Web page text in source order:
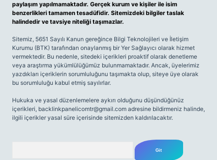
paylaşım yapılmamaktadır. Gerçek kurum ve kişiler ile isim
benzerlikleri tamamen tesadüfidir. Sitemizdeki bilgiler taslak
halindedir ve tavsiye niteliği taşımazlar.
Sitemiz, 5651 Sayılı Kanun gereğince Bilgi Teknolojileri ve İletişim
Kurumu (BTK) tarafından onaylanmış bir Yer Sağlayıcı olarak hizmet
vermektedir. Bu nedenle, sitedeki içerikleri proaktif olarak denetleme
veya araştırma yükümlülüğümüz bulunmamaktadır. Ancak, üyelerimiz
yazdıkları içeriklerin sorumluluğunu taşımakta olup, siteye üye olarak
bu sorumluluğu kabul etmiş sayılırlar.
Hukuka ve yasal düzenlemelere aykırı olduğunu düşündüğünüz
içerikleri, backlinkpanelicomtr@gmail.com adresine bildirmeniz halinde,
ilgili içerikler yasal süre içerisinde sitemizden kaldırılacaktır.